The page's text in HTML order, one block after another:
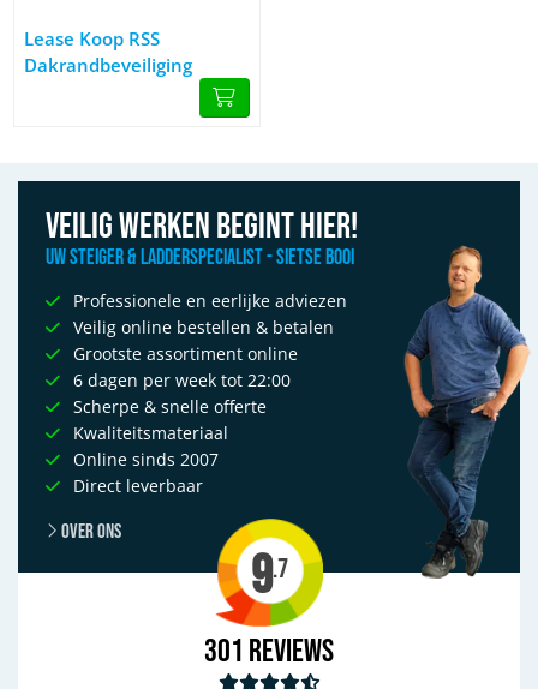
Afbeelding Lease Koop RSS Dakrandbeveiliging
Lease Koop RSS
Dakrandbeveiliging
Veilig werken begint hier!
Uw Steiger & Ladderspecialist - Sietse Booi
Professionele en eerlijke adviezen
Veilig online bestellen & betalen
Grootste assortiment online
6 dagen per week tot 22:00
Scherpe & snelle offerte
Kwaliteitsmateriaal
Online sinds 2007
Direct leverbaar
Over ons
9.7
301 Reviews